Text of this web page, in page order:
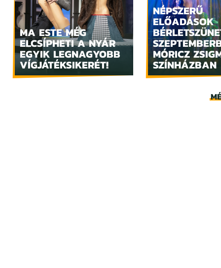
MA ESTE MÉG
ELCSÍPHETI A NYÁR
EGYIK LEGNAGYOBB
VÍGJÁTÉKSIKERÉT!
NÉPSZERŰ
ELŐADÁSOK
MÓRICZ
SZÍNHÁZBAN